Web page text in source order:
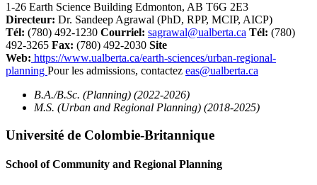
1-26 Earth Science Building Edmonton, AB T6G 2E3
Directeur: Dr. Sandeep Agrawal (PhD, RPP, MCIP, AICP)
Tél: (780) 492-1230 Courriel: sagrawal@ualberta.ca Tél: (780)
492-3265 Fax: (780) 492-2030 Site
Web: https://www.ualberta.ca/earth-sciences/urban-regional-
planning Pour les admissions, contactez eas@ualberta.ca
B.A./B.Sc. (Planning) (2022-2026)
M.S. (Urban and Regional Planning) (2018-2025)
Université de Colombie-Britannique
School of Community and Regional Planning